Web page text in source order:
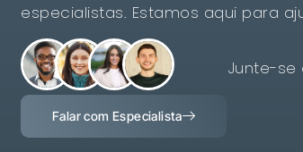
especialistas. Estamos aqui para
Junte-se
Falar com Especialista